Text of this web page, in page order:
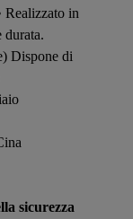
Realizzato in
durata.
Dispone di
sicurezza